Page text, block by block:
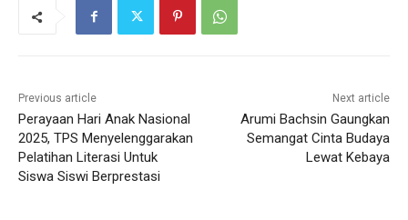
Previous article
Perayaan Hari Anak Nasional
2025, TPS Menyelenggarakan
Pelatihan Literasi Untuk
Siswa Siswi Berprestasi
Next article
Arumi Bachsin Gaungkan
Semangat Cinta Budaya
Lewat Kebaya